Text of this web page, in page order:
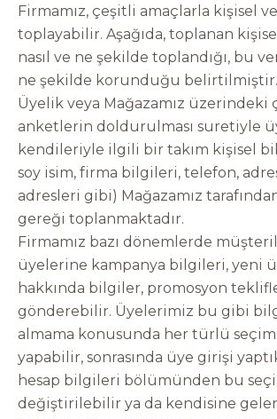
Firmamız, çeşitli amaçlarla kişisel
toplayabilir. Aşağıda, toplanan
nasıl ve ne şekilde toplandığı, bu
ne şekilde korunduğu belirtilmiştir.
Üyelik veya Mağazamız üzerindeki
anketlerin doldurulması suretiyle
kendileriyle ilgili bir takım kişisel
soy isim, firma bilgileri, telefon,
adresleri gibi) Mağazamız
gereği toplanmaktadır.
Firmamız bazı dönemlerde
üyelerine kampanya bilgileri, yeni
hakkında bilgiler, promosyon
gönderebilir. Üyelerimiz bu gibi
almama konusunda her türlü
yapabilir, sonrasında üye girişi
hesap bilgileri bölümünden bu
değiştirilebilir ya da kendisine